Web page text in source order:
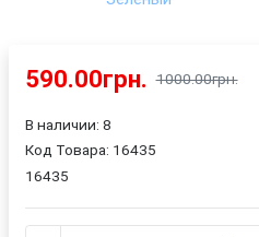
590.00грн. 1000.00грн.
В наличии: 8
Код Товара: 16435
16435